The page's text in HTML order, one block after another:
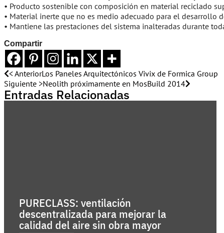
• Producto sostenible con composición en material reciclado
• Material inerte que no es medio adecuado para el desarrollo
• Mantiene las prestaciones del sistema inalteradas durante
Compartir
< AnteriorLos Paneles Arquitectónicos Vivix de Formica Group
Siguiente >Neolith próximamente en MosBuild 2014
Entradas Relacionadas
PURECLASS: ventilación
descentralizada para mejorar la
calidad del aire sin obra mayor